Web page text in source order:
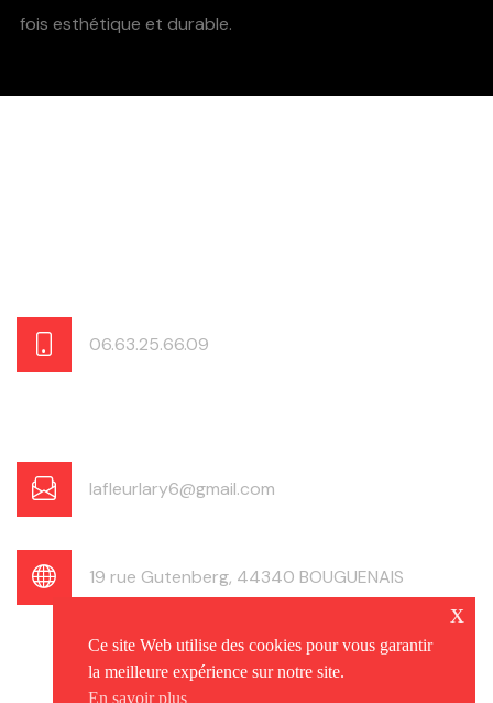
fois esthétique et durable.
06.63.25.66.09
lafleurlary6@gmail.com
19 rue Gutenberg, 44340 BOUGUENAIS
Ce site Web utilise des cookies pour vous garantir
la meilleure expérience sur notre site.
En savoir plus
x